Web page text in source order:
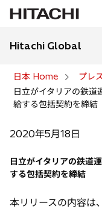
Hitachi Global
日本 Home
プレ
日立がイタリアの鉄
給する包括契約を締結
2020年5月18日
日立がイタリアの鉄道
する包括契約を締結
本リリースの内容は